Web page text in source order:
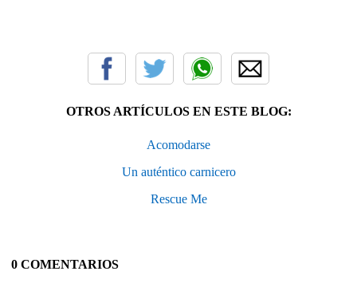
OTROS ARTÍCULOS EN ESTE BLOG:
Acomodarse
Un auténtico carnicero
Rescue Me
0 COMENTARIOS